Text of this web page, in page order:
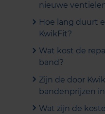
nieuwe
Hoe lang duurt
KwikFit?
Wat kost de
band?
Zijn de door
bandenprijzen
Wat zijn de